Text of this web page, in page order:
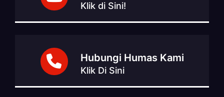
Klik di Sini!
Hubungi Humas Kami
Klik Di Sini